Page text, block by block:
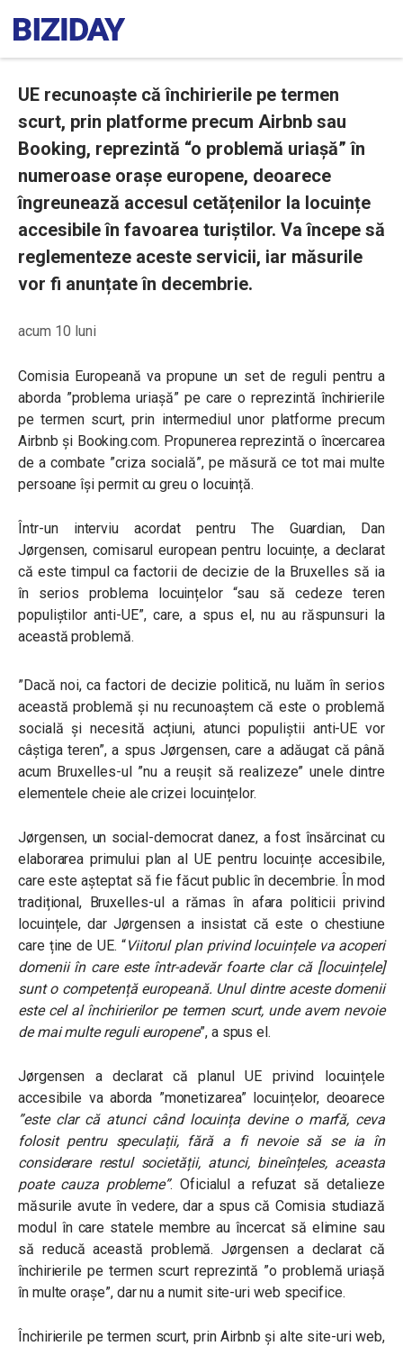
UE recunoaște că închirierile pe termen
scurt, prin platforme precum Airbnb sau
Booking, reprezintă “o problemă uriașă” în
numeroase orașe europene, deoarece
îngreunează accesul cetățenilor la locuințe
accesibile în favoarea turiștilor. Va începe să
reglementeze aceste servicii, iar măsurile
vor fi anunțate în decembrie.
acum 10 luni
Comisia Europeană va propune un set de reguli pentru a
aborda ”problema uriașă” pe care o reprezintă închirierile
pe termen scurt, prin intermediul unor platforme precum
Airbnb și Booking.com. Propunerea reprezintă o încercarea
de a combate ”criza socială”, pe măsură ce tot mai multe
persoane își permit cu greu o locuință.
Într-un interviu acordat pentru The Guardian, Dan
Jørgensen, comisarul european pentru locuințe, a declarat
că este timpul ca factorii de decizie de la Bruxelles să ia
în serios problema locuințelor “sau să cedeze teren
populiștilor anti-UE”, care, a spus el, nu au răspunsuri la
această problemă.
”Dacă noi, ca factori de decizie politică, nu luăm în serios
această problemă și nu recunoaștem că este o problemă
socială și necesită acțiuni, atunci populiștii anti-UE vor
câștiga teren”, a spus Jørgensen, care a adăugat că până
acum Bruxelles-ul ”nu a reușit să realizeze” unele dintre
elementele cheie ale crizei locuințelor.
Jørgensen, un social-democrat danez, a fost însărcinat cu
elaborarea primului plan al UE pentru locuințe accesibile,
care este așteptat să fie făcut public în decembrie. În mod
tradițional, Bruxelles-ul a rămas în afara politicii privind
locuințele, dar Jørgensen a insistat că este o chestiune
care ține de UE. “Viitorul plan privind locuințele va acoperi
domenii în care este într-adevăr foarte clar că [locuințele]
sunt o competență europeană. Unul dintre aceste domenii
este cel al închirierilor pe termen scurt, unde avem nevoie
de mai multe reguli europene”, a spus el.
Jørgensen a declarat că planul UE privind locuințele
accesibile va aborda ”monetizarea” locuințelor, deoarece
”este clar că atunci când locuința devine o marfă, ceva
folosit pentru speculații, fără a fi nevoie să se ia în
considerare restul societății, atunci, bineînțeles, aceasta
poate cauza probleme”. Oficialul a refuzat să detalieze
măsurile avute în vedere, dar a spus că Comisia studiază
modul în care statele membre au încercat să elimine sau
să reducă această problemă. Jørgensen a declarat că
închirierile pe termen scurt reprezintă ”o problemă uriașă
în multe orașe”, dar nu a numit site-uri web specifice.
Închirierile pe termen scurt, prin Airbnb și alte site-uri web,